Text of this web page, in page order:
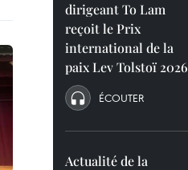
dirigeant To Lam
reçoit le Prix
international de la
paix Lev Tolstoï 2026
ÉCOUTER
Actualité de la